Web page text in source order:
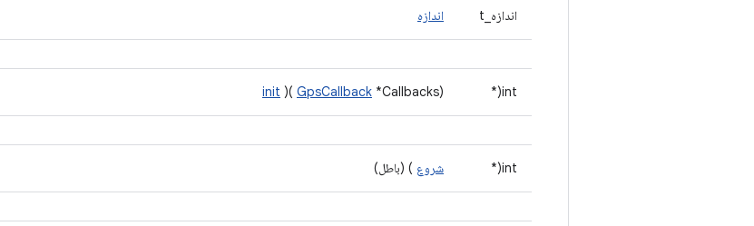
اندازه_t اندازه
int(*
init )( GpsCallback *Callbacks)
int(* شروع ) (باطل)